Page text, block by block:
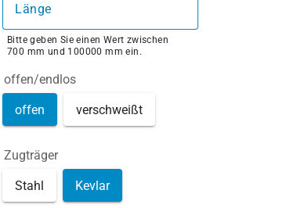
Länge
Bitte geben Sie einen Wert zwischen
700 mm und 100000 mm ein.
offen/endlos
offen verschweißt
Zugträger
Stahl Kevlar